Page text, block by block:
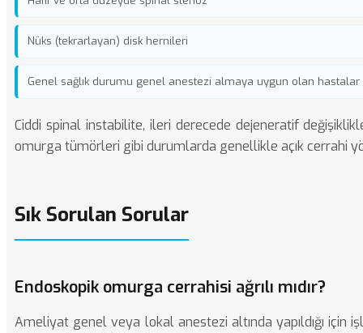
Nüks (tekrarlayan) disk hernileri
Genel sağlık durumu genel anestezi almaya uygun olan hastalar
Ciddi spinal instabilite, ileri derecede dejeneratif
omurga tümörleri gibi durumlarda genellikle açık cerrahi
Sık Sorulan Sorular
Endoskopik omurga cerrahisi ağrılı mıdır?
Ameliyat genel veya lokal anestezi altında yapıldığı için